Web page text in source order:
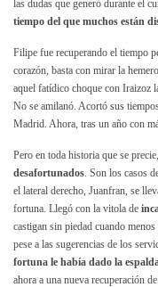
las dudas que generó durante el
tiempo del que muchos están
Filipe fue recuperando el tiempo
corazón, basta con mirar la
aquel fatídico choque con Iraizoz
No se amilanó. Acortó sus
Madrid. Ahora, tras un año con
Pero en toda historia que se
desafortunados. Son los casos
el lateral derecho, Juanfran, se
fortuna. Llegó con la vitola de
castigan sin piedad cuando
pese a las sugerencias de los
fortuna le había dado la
ahora a una nueva recuperación